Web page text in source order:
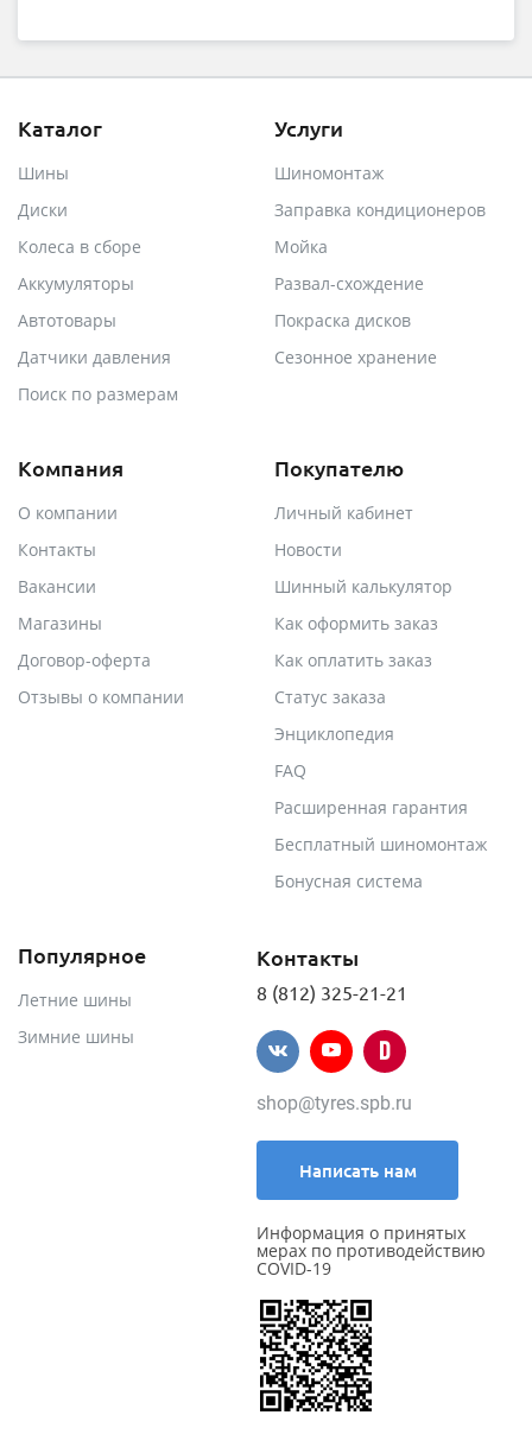
Каталог
Шины
Диски
Колеса в сборе
Аккумуляторы
Автотовары
Датчики давления
Поиск по размерам
Услуги
Шиномонтаж
Заправка кондиционеров
Мойка
Развал-схождение
Покраска дисков
Сезонное хранение
Компания
О компании
Контакты
Вакансии
Магазины
Договор-оферта
Отзывы о компании
Покупателю
Личный кабинет
Новости
Шинный калькулятор
Как оформить заказ
Как оплатить заказ
Статус заказа
Энциклопедия
FAQ
Расширенная гарантия
Бесплатный шиномонтаж
Бонусная система
Популярное
Летние шины
Зимние шины
Контакты
8 (812) 325-21-21
shop@tyres.spb.ru
Написать нам
Информация о принятых
мерах по противодействию
COVID-19